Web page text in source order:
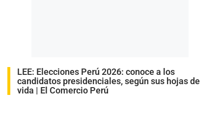
LEE: Elecciones Perú 2026: conoce a los
candidatos presidenciales, según sus hojas de
vida | El Comercio Perú